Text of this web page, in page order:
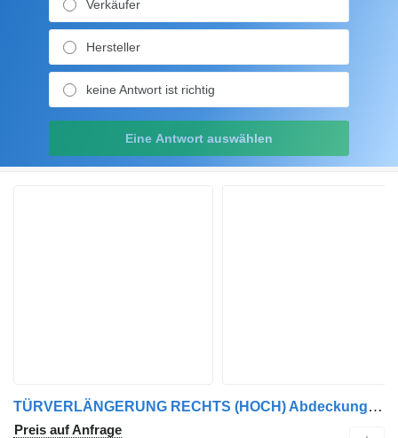
Verkäufer
Hersteller
keine Antwort ist richtig
Eine Antwort auswählen
TÜRVERLÄNGERUNG RECHTS (HOCH) Abdeckung für Renault GAMA T KERAX DXi (2007-) LKW
Preis auf Anfrage